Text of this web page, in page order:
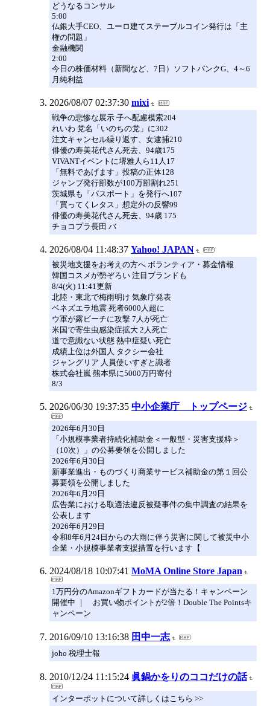
どうなるコンサル
5:00
仏銀大手CEO、ユーロ建てステーブルコイン発行は「主
権の問題」
金融機関
2:00
今日の株価材料（新聞など、7日）ソフトバンクG、4～6
月純利益
2026/08/07 02:37:30 mixi
戦争の悲惨な展示 子へ配慮模索204
れいわ 党名「いのちの党」に302
注文キャンセル繰り返す、女逮捕210
俳優の寿美花代さん死去、94歳175
VIVANTイベントに堺雅人ら11人17
「無料であげます」投稿の正体128
ジャンプ発行部数が100万部割れ251
茨城県も「パスポート」を発行へ107
「買ってくレタス」想定外の反響99
俳優の寿美花代さん死去、94歳 175
チョコプラ長田 バ
2026/08/04 11:48:37 Yahoo! JAPAN
被災地支援をお考えの方へ ボランティア・募金情報
韓国コスメが勢ぞろい 注目ブランドも
8/4(火) 11:41更新
北陸・東北で梅雨明け 気象庁発表
ベネズエラ地震 死者6000人超に
ウ軍が露ビーチに攻撃 7人が死亡
米国で寄生虫感染症拡大 2人死亡
道で意識ない状態 熱中症疑い死亡
成績上位は外国人 タクシー会社
ジャングリア 人員使いすぎと識者
株式会社嵐 熊本県に5000万円寄付
8/3
2026/06/30 19:37:35 中小企業庁 トップページ
2026年6月30日
「小規模事業者持続化補助金＜一般型・災害支援枠＞
（10次）」の公募要領を公開しました
2026年6月30日
新事業進出・ものづくり商業サービス補助金の第１回公
募要領を公開しました
2026年6月29日
広告業における取適法違反被疑事件の集中調査の結果を
公表します
2026年6月29日
令和8年6月24日からの大雨に伴う災害に関して被災中小
企業・小規模事業者支援措置を行います【
2024/08/18 10:07:41 MoMA Online Store Japan
1万円分のAmazonギフトカードが当たる！キャンペーン
開催中 ｜ お買い物ポイントが2倍！Double The Pointsキ
ャンペーン
2016/09/10 13:16:38 田中一志
joho 税理士報
2010/12/24 11:15:24 眞鍋かをりのココだけの話
インターポットについて詳しくはこちら >>